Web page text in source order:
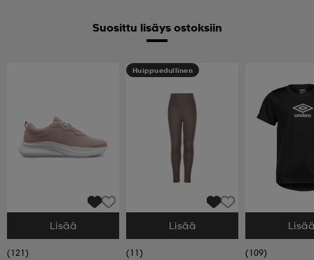
Suosittu lisäys ostoksiin
Valitse Koko
Lisää
(121)
Huippuedullinen
Valitse Koko
Lisää
(11)
Valitse Koko
(109)